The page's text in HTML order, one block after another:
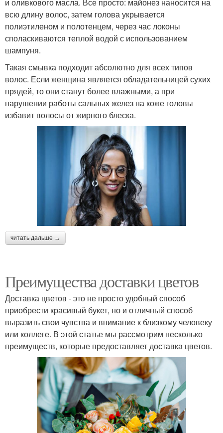
всю длину волос, затем голова укрывается
полиэтиленом и полотенцем, через час локоны
споласкиваются теплой водой с использованием
шампуня.
Такая смывка подходит абсолютно для всех типов
волос. Если женщина является обладательницей сухих
прядей, то они станут более влажными, а при
нарушении работы сальных желез на коже головы
избавит волосы от жирного блеска.
читать дальше →
Преимущества доставки цветов
Доставка цветов - это не просто удобный способ
приобрести красивый букет, но и отличный способ
выразить свои чувства и внимание к близкому человеку
или коллеге. В этой статье мы рассмотрим несколько
преимуществ, которые предоставляет доставка цветов.